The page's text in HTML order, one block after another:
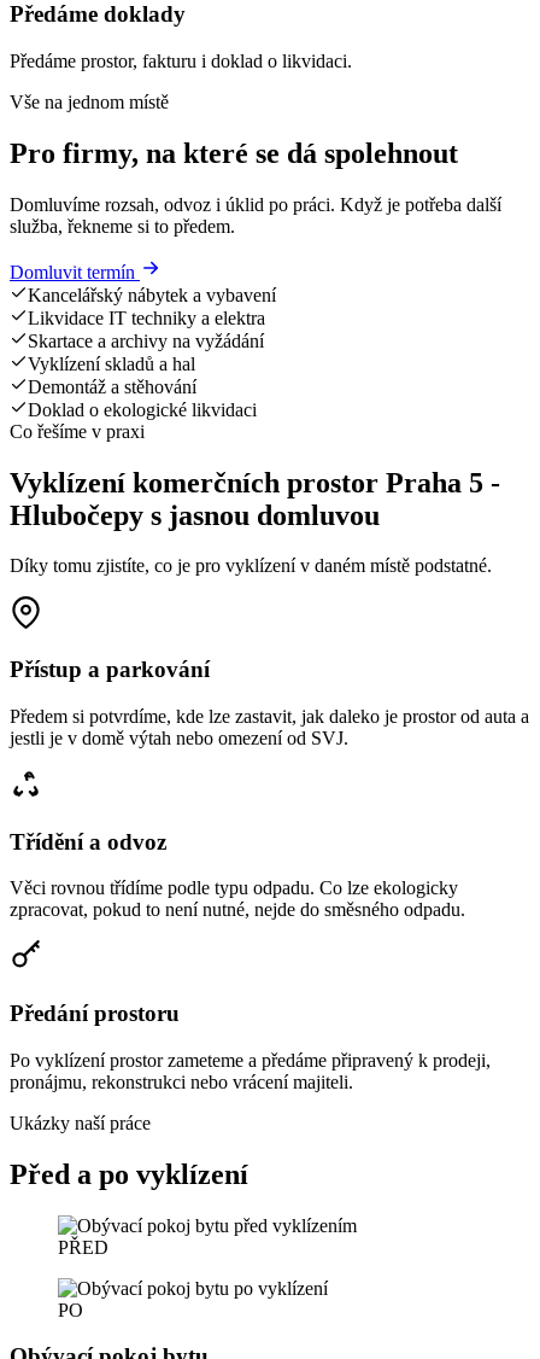
Předáme doklady
Předáme prostor, fakturu i doklad o likvidaci.
Vše na jednom místě
Pro firmy, na které se dá spolehnout
Domluvíme rozsah, odvoz i úklid po práci. Když je potřeba další
služba, řekneme si to předem.
Domluvit termín
Kancelářský nábytek a vybavení
Likvidace IT techniky a elektra
Skartace a archivy na vyžádání
Vyklízení skladů a hal
Demontáž a stěhování
Doklad o ekologické likvidaci
Co řešíme v praxi
Vyklízení komerčních prostor Praha 5 -
Hlubočepy s jasnou domluvou
Díky tomu zjistíte, co je pro vyklízení v daném místě podstatné.
Přístup a parkování
Předem si potvrdíme, kde lze zastavit, jak daleko je prostor od auta a
jestli je v domě výtah nebo omezení od SVJ.
Třídění a odvoz
Věci rovnou třídíme podle typu odpadu. Co lze ekologicky
zpracovat, pokud to není nutné, nejde do směsného odpadu.
Předání prostoru
Po vyklízení prostor zameteme a předáme připravený k prodeji,
pronájmu, rekonstrukci nebo vrácení majiteli.
Ukázky naší práce
Před a po vyklízení
PŘED
PO